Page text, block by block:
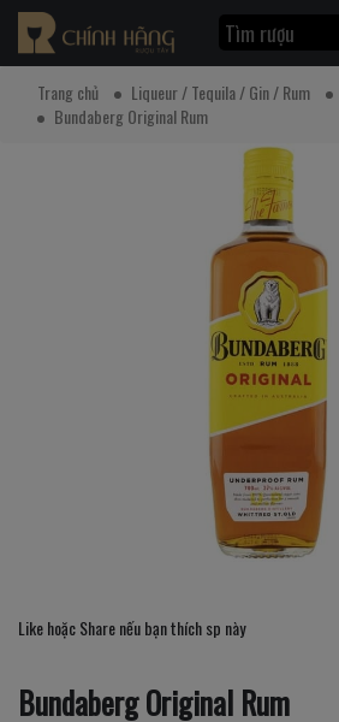
Trang chủ Liqueur / Tequila / Gin / Rum
Bundaberg Original Rum
Like hoặc Share nếu bạn thích sp này
Bundaberg Original Rum